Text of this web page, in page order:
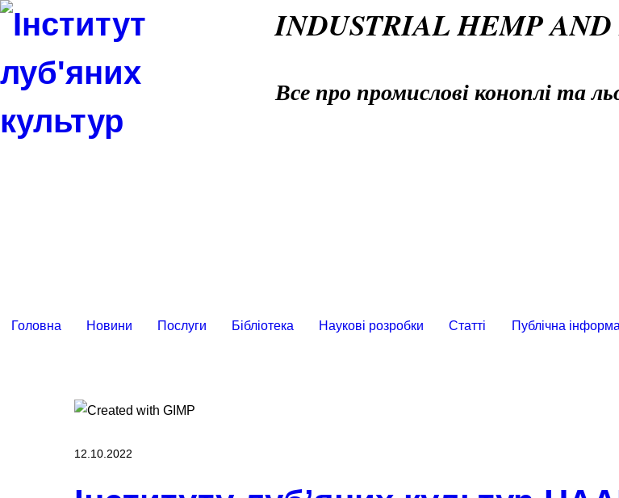
INDUSTRIAL HEMP
Все про промислові коноплі та
Головна Новини Послуги Бібліотека Наукові розробки Статті Публічна
12.10.2022